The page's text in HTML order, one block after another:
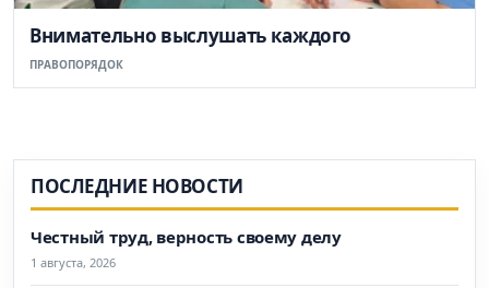
Внимательно выслушать каждого
ПРАВОПОРЯДОК
ПОСЛЕДНИЕ НОВОСТИ
Честный труд, верность своему делу
1 августа, 2026